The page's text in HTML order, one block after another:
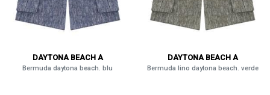
DAYTONA BEACH A
Bermuda daytona beach. blu
DAYTONA BEACH A
Bermuda lino daytona beach. verde